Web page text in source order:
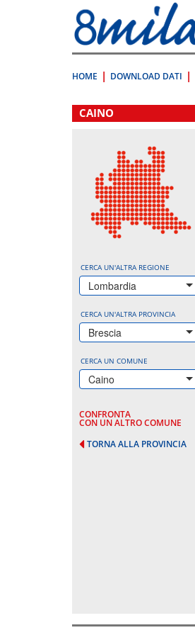
direttamente
a:
Contenuto
HOME DOWNLOAD DATI
.
CAINO
CERCA UN'ALTRA REGIONE
Lombardia
CERCA UN'ALTRA PROVINCIA
Brescia
CERCA UN COMUNE
Caino
CONFRONTA
CON UN ALTRO COMUNE
TORNA ALLA PROVINCIA